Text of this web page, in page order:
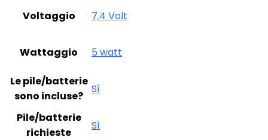
Voltaggio ‎7.4 Volt
Wattaggio ‎5 watt
Le pile/batterie
sono incluse?
‎Sì
Pile/batterie
richieste
‎Sì